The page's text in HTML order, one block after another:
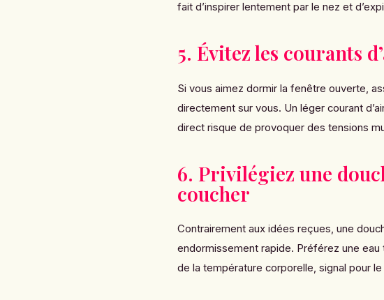
fait d’inspirer lentement par le nez et
5. Évitez les courants
Si vous aimez dormir la fenêtre ouverte,
directement sur vous. Un léger courant
direct risque de provoquer des tensions
6. Privilégiez une
coucher
Contrairement aux idées reçues, une
endormissement rapide. Préférez une
de la température corporelle, signal pour